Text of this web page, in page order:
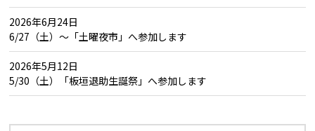
2026年6月24日
6/27（土）～「土曜夜市」へ参加します
2026年5月12日
5/30（土）「板垣退助生誕祭」へ参加します